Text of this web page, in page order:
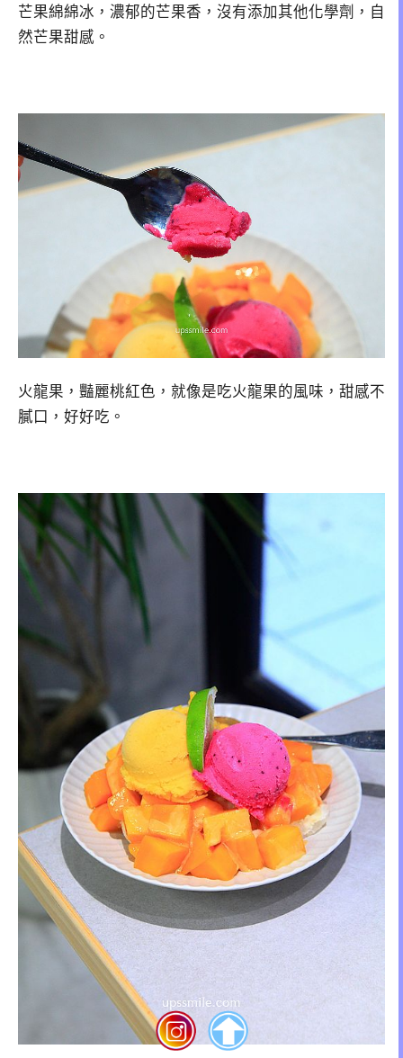
芒果綿綿冰，濃郁的芒果香，沒有添加其他化學劑，自
然芒果甜感。
火龍果，豔麗桃紅色，就像是吃火龍果的風味，甜感不
膩口，好好吃。